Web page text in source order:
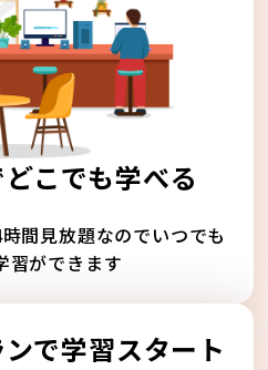
こでも学べる
間見放題なのでいつでも
習ができます
で学習スタート